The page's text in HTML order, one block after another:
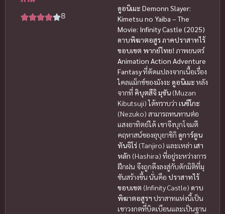
8
ดูอนิเมะ Demonn Slayer:
Kimetsu no Yaiba – The
Movie: Infinity Castle (2025)
ดาบพิฆาตอสูร ภาคปราสาทไร้
ขอบเขต พากย์ไทย! ภาพยนตร์
Animation Action Adventure
Fantasyที่ดัดแปลงจากเนื้อเรื่อง
ไคลแม็กซ์ของมังงะ ดูอนิเมะ หลัง
จากที่ คิบุตสึจิ มุซัน (Muzan
Kibutsuji) ได้ทราบว่า เนซึโกะ
(Nezuko) สามารถทนทานต่อ
แสงอาทิตย์ได้ เขาจึงบุกโจมตี
คฤหาสน์ของอุบุยาชิกิ ดูการ์ตูน
ทันจิโร่ (Tanjiro) และเหล่า เสา
หลัก (Hashira) ที่อยู่ระหว่างการ
ฝึกฝน จึงถูกดึงลงสู่กับดักมิติที่มุ
ซันสร้างขึ้น นั่นคือ ปราสาทไร้
ขอบเขต (Infinity Castle) ดาบ
พิฆาตอสูรฯ ปราสาทแห่งนี้เป็น
เขาวงกตที่บิดเบือนและเป็นฐาน